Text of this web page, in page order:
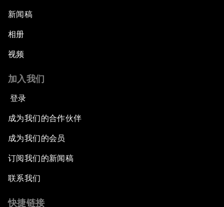
新闻稿
相册
视频
加入我们
登录
成为我们的合作伙伴
成为我们的会员
订阅我们的新闻稿
联系我们
快捷链接